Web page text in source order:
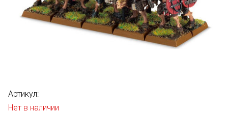
Артикул:
Нет в наличии